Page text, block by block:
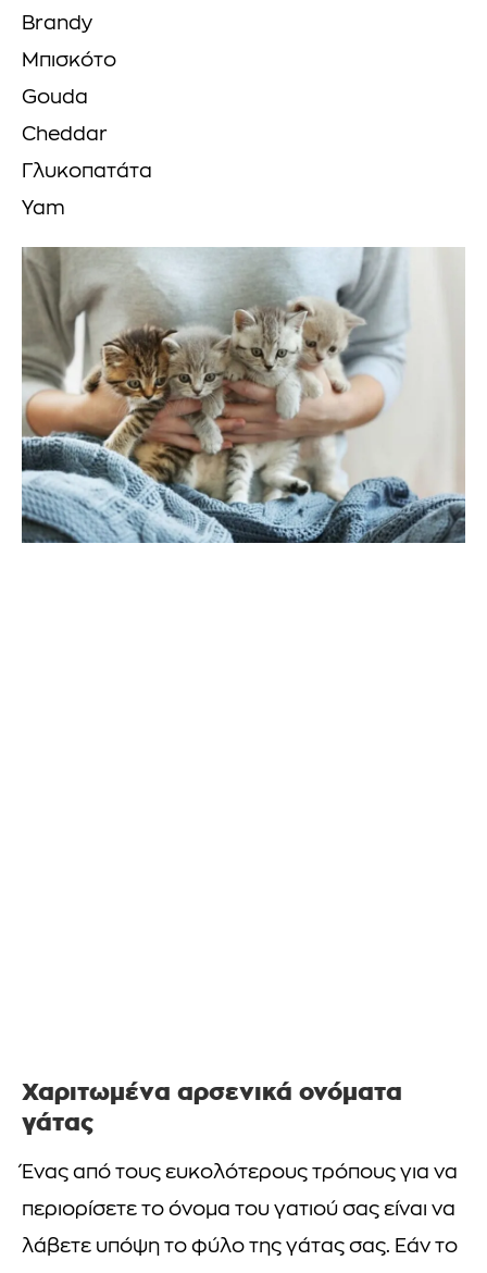
Brandy
Μπισκότο
Gouda
Cheddar
Γλυκοπατάτα
Yam
Χαριτωμένα αρσενικά ονόματα
γάτας
Ένας από τους ευκολότερους τρόπους για να
περιορίσετε το όνομα του γατιού σας είναι να
λάβετε υπόψη το φύλο της γάτας σας. Εάν το